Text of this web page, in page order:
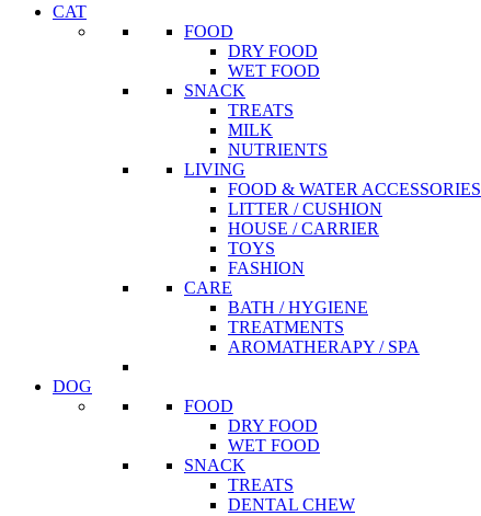
CAT
FOOD
DRY FOOD
WET FOOD
SNACK
TREATS
MILK
NUTRIENTS
LIVING
FOOD & WATER ACCESSORIES
LITTER / CUSHION
HOUSE / CARRIER
TOYS
FASHION
CARE
BATH / HYGIENE
TREATMENTS
AROMATHERAPY / SPA
DOG
FOOD
DRY FOOD
WET FOOD
SNACK
TREATS
DENTAL CHEW